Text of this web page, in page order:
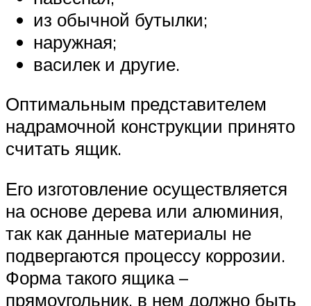
из обычной бутылки;
наружная;
василек и другие.
Оптимальным представителем
надрамочной конструкции принято
считать ящик.
Его изготовление осуществляется
на основе дерева или алюминия,
так как данные материалы не
подвергаются процессу коррозии.
Форма такого ящика –
прямоугольник, в нем должно быть